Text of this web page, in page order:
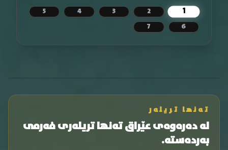
1
2
3
4
5
6
7
تەنها تریلەر
لە دەرەوەی عێراق تەنها تریلەری فەرمی
بەردەستە.